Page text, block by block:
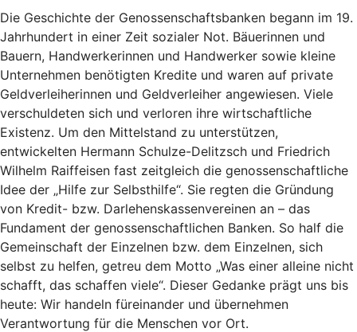
Die Geschichte der Genossenschaftsbanken begann im 19.
Jahrhundert in einer Zeit sozialer Not. Bäuerinnen und
Bauern, Handwerkerinnen und Handwerker sowie kleine
Unternehmen benötigten Kredite und waren auf private
Geldverleiherinnen und Geldverleiher angewiesen. Viele
verschuldeten sich und verloren ihre wirtschaftliche
Existenz. Um den Mittelstand zu unterstützen,
entwickelten Hermann Schulze-Delitzsch und Friedrich
Wilhelm Raiffeisen fast zeitgleich die genossenschaftliche
Idee der „Hilfe zur Selbsthilfe“. Sie regten die Gründung
von Kredit- bzw. Darlehenskassenvereinen an – das
Fundament der genossenschaftlichen Banken. So half die
Gemeinschaft der Einzelnen bzw. dem Einzelnen, sich
selbst zu helfen, getreu dem Motto „Was einer alleine nicht
schafft, das schaffen viele“. Dieser Gedanke prägt uns bis
heute: Wir handeln füreinander und übernehmen
Verantwortung für die Menschen vor Ort.